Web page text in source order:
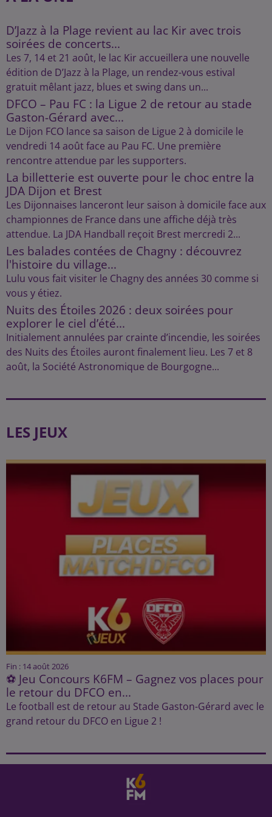
D’Jazz à la Plage revient au lac Kir avec trois
soirées de concerts...
Les 7, 14 et 21 août, le lac Kir accueillera une nouvelle
édition de D’Jazz à la Plage, un rendez-vous estival
gratuit mêlant jazz, blues et swing dans un...
DFCO – Pau FC : la Ligue 2 de retour au stade
Gaston-Gérard avec...
Le Dijon FCO lance sa saison de Ligue 2 à domicile le
vendredi 14 août face au Pau FC. Une première
rencontre attendue par les supporters.
La billetterie est ouverte pour le choc entre la
JDA Dijon et Brest
Les Dijonnaises lanceront leur saison à domicile face aux
championnes de France dans une affiche déjà très
attendue. La JDA Handball reçoit Brest mercredi 2...
Les balades contées de Chagny : découvrez
l'histoire du village...
Lulu vous fait visiter le Chagny des années 30 comme si
vous y étiez.
Nuits des Étoiles 2026 : deux soirées pour
explorer le ciel d’été...
Initialement annulées par crainte d’incendie, les soirées
des Nuits des Étoiles auront finalement lieu. Les 7 et 8
août, la Société Astronomique de Bourgogne...
LES JEUX
Fin : 14 août 2026
⚽ Jeu Concours K6FM – Gagnez vos places pour
le retour du DFCO en...
Le football est de retour au Stade Gaston-Gérard avec le
grand retour du DFCO en Ligue 2 !